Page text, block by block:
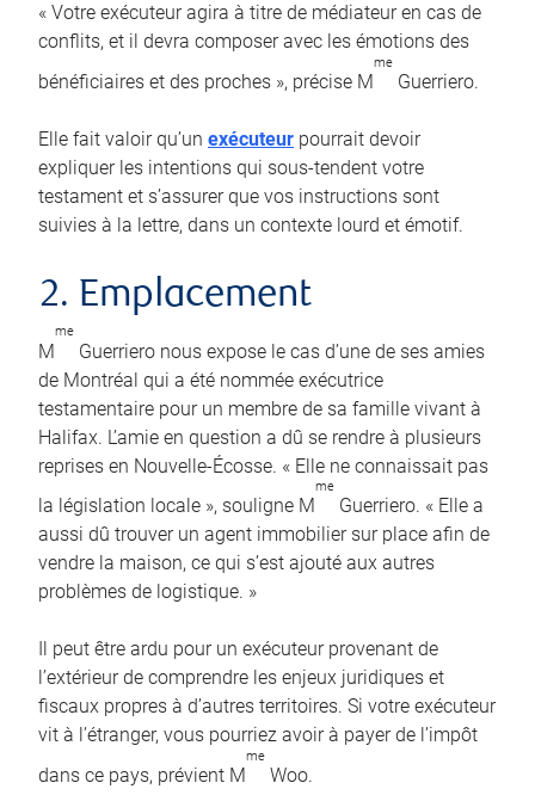
« Votre exécuteur agira à titre de médiateur en cas de
conflits, et il devra composer avec les émotions des
bénéficiaires et des proches », précise M
me
Guerriero.
Elle fait valoir qu’un exécuteur pourrait devoir
expliquer les intentions qui sous-tendent votre
testament et s’assurer que vos instructions sont
suivies à la lettre, dans un contexte lourd et émotif.
2. Emplacement
M
me
Guerriero nous expose le cas d’une de ses amies
de Montréal qui a été nommée exécutrice
testamentaire pour un membre de sa famille vivant à
Halifax. L’amie en question a dû se rendre à plusieurs
reprises en Nouvelle-Écosse. « Elle ne connaissait pas
la législation locale », souligne M
me
Guerriero. « Elle a
aussi dû trouver un agent immobilier sur place afin de
vendre la maison, ce qui s’est ajouté aux autres
problèmes de logistique. »
Il peut être ardu pour un exécuteur provenant de
l’extérieur de comprendre les enjeux juridiques et
fiscaux propres à d’autres territoires. Si votre exécuteur
vit à l’étranger, vous pourriez avoir à payer de l’impôt
dans ce pays, prévient M
me
Woo.